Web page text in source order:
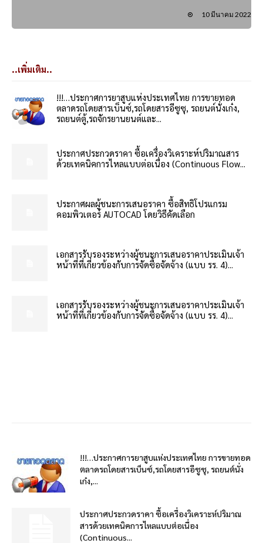
10 มีนาคม 2022
..เพิ่มเติม..
!!!…ประกาศการยาสูบแห่งประเทศไทย การขายทอด
ตลาดรถโดยสารเบ็นซ์,รถโดยสารอีซูซุ, รถยนต์นั่งเก๋ง,
รถยนต์ตู้,รถจักรยานยนต์และ...
ประกาศประกวดราคา ซื้อเครื่องวิเคราะห์ปริมาณสาร
ด้วยเทคนิคการไหลแบบต่อเนื่อง (Continuous Flow...
ประกาศผลผู้ชนะการเสนอราคา ซื้อสิทธิโปรแกรม
คอมพิวเตอร์ AUTOCAD โดยวิธีคัดเลือก
เอกสารรับรองระหว่างผู้ชนะการเสนอราคาประเมินเจ้า
หน้าที่ที่เกี่ยวข้องกับการจัดซื้อจัดจ้าง (แบบ รร. 4)...
เอกสารรับรองระหว่างผู้ชนะการเสนอราคาประเมินเจ้า
หน้าที่ที่เกี่ยวข้องกับการจัดซื้อจัดจ้าง (แบบ รร. 4)...
!!!…ประกาศการยาสูบแห่งประเทศไทย การขายทอด
ตลาดรถโดยสารเบ็นซ์,รถโดยสารอีซูซุ, รถยนต์นั่ง
เก๋ง,...
ประกาศประกวดราคา ซื้อเครื่องวิเคราะห์ปริมาณ
สารด้วยเทคนิคการไหลแบบต่อเนื่อง
(Continuous...